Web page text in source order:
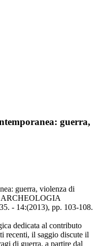
guerra,
guerra, violenza di
ARCHEOLOGIA
- 14:(2013), pp. 103-108.
dedicata al contributo
recenti, il saggio discute il
di guerra, a partire dal